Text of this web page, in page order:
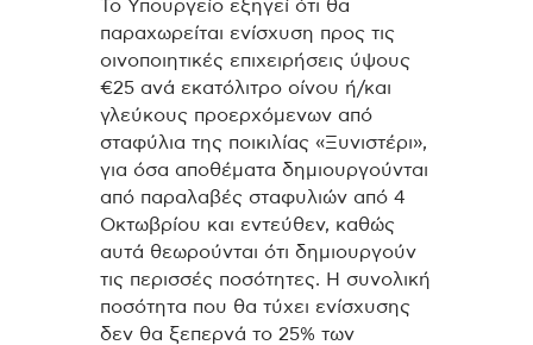
Το Υπουργείο εξηγεί ότι θα
παραχωρείται ενίσχυση προς τις
οινοποιητικές επιχειρήσεις ύψους
€25 ανά εκατόλιτρο οίνου ή/και
γλεύκους προερχόμενων από
σταφύλια της ποικιλίας «Ξυνιστέρι»,
για όσα αποθέματα δημιουργούνται
από παραλαβές σταφυλιών από 4
Οκτωβρίου και εντεύθεν, καθώς
αυτά θεωρούνται ότι δημιουργούν
τις περισσές ποσότητες. Η συνολική
ποσότητα που θα τύχει ενίσχυσης
δεν θα ξεπερνά το 25% των